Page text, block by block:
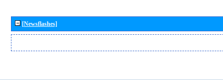
[Newsflashes]